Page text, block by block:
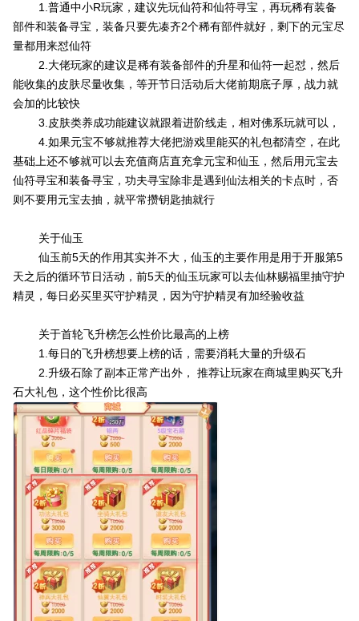
1.普通中小R玩家，建议先玩仙符和仙符寻宝，再玩稀有装备
部件和装备寻宝，装备只要先凑齐2个稀有部件就好，剩下的元宝尽
量都用来怼仙符
2.大佬玩家的建议是稀有装备部件的升星和仙符一起怼，然后
能收集的皮肤尽量收集，等开节日活动后大佬前期底子厚，战力就
会加的比较快
3.皮肤类养成功能建议就跟着进阶线走，相对佛系玩就可以，
4.如果元宝不够就推荐大佬把游戏里能买的礼包都清空，在此
基础上还不够就可以去充值商店直充拿元宝和仙玉，然后用元宝去
仙符寻宝和装备寻宝，功夫寻宝除非是遇到仙法相关的卡点时，否
则不要用元宝去抽，就平常攒钥匙抽就行
关于仙玉
仙玉前5天的作用其实并不大，仙玉的主要作用是用于开服第5
天之后的循环节日活动，前5天的仙玉玩家可以去仙林赐福里抽守护
精灵，每日必买里买守护精灵，因为守护精灵有加经验收益
关于首轮飞升榜怎么性价比最高的上榜
1.每日的飞升榜想要上榜的话，需要消耗大量的升级石
2.升级石除了副本正常产出外， 推荐让玩家在商城里购买飞升
石大礼包，这个性价比很高